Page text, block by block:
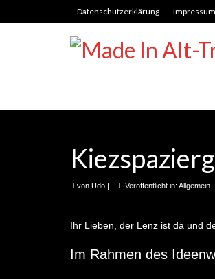
Datenschutzerklärung Impressum
von Udo | Veröffentlicht in: Allgemein
Ihr Lieben, der Lenz ist da und
Im Rahmen des